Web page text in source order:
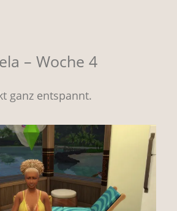
– Woche 4
ganz entspannt.